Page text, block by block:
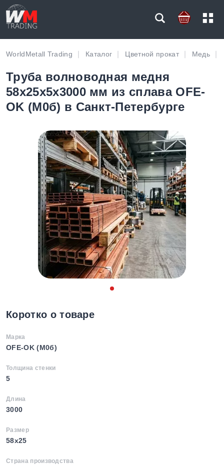
WorldMetall Trading Каталог Цветной прокат Медь
Труба волноводная медня
58х25х5х3000 мм из сплава OFE-
OK (М0б) в Санкт-Петербурге
Коротко о товаре
Марка
OFE-OK (М0б)
Толщина стенки
5
Длина
3000
Размер
58х25
Страна производства